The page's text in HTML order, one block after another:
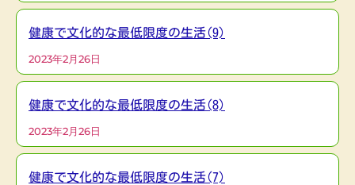
健康で文化的な最低限度の生活(9)
2023年2月26日
健康で文化的な最低限度の生活(8)
2023年2月26日
健康で文化的な最低限度の生活(7)